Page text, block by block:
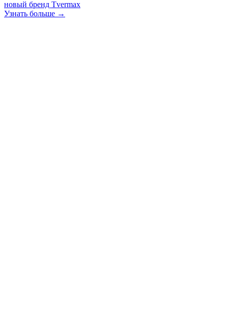
новый бренд Tvermax
Узнать больше →